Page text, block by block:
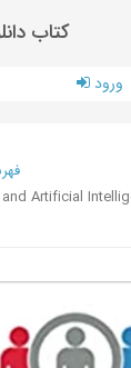
کتاب
ورود
Artificial